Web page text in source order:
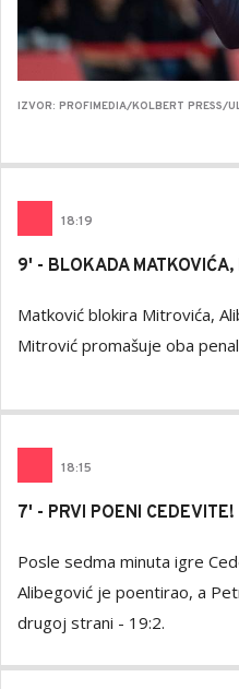
IZVOR: PROFIMEDIA/KOLBERT PRESS/
18:19
9' - BLOKADA
Matković blokira Mitrovića,
Mitrović promašuje oba
18:15
7' - PRVI POENI CEDEVITE!
Posle sedma minuta igre
Alibegović je poentirao, a
drugoj strani - 19:2.